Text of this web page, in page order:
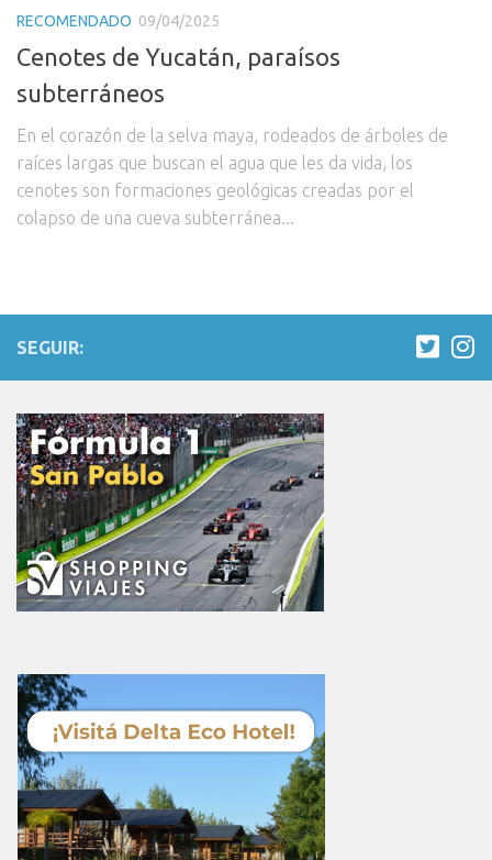
RECOMENDADO 09/04/2025
Cenotes de Yucatán, paraísos
subterráneos
En el corazón de la selva maya, rodeados de árboles de
raíces largas que buscan el agua que les da vida, los
cenotes son formaciones geológicas creadas por el
colapso de una cueva subterránea...
SEGUIR: